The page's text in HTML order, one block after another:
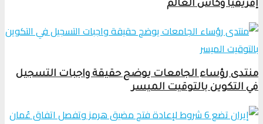
إفريقيا وكأس العالم
منتدى رؤساء الجامعات يوضح حقيقة واجبات التسجيل
في التكوين بالتوقيت الميسر